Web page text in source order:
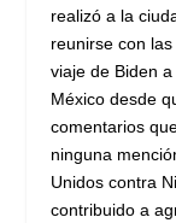
realizó a la
reunirse con
viaje de Biden
México desde
comentarios
ninguna
Unidos contra
contribuido a